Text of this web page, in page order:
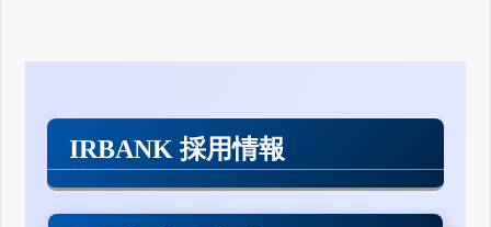
IRBANK 採用情報